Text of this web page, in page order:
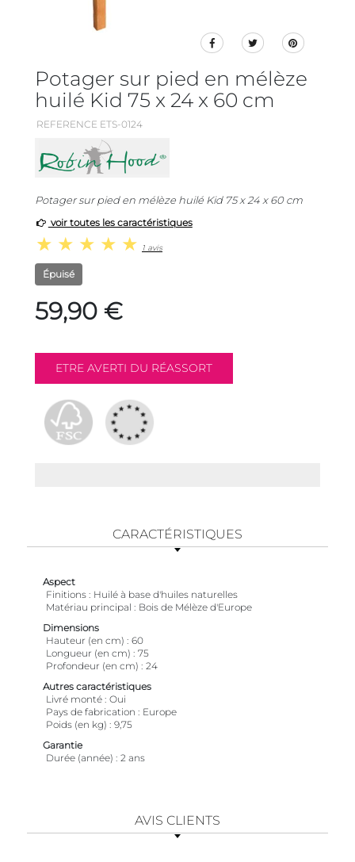
Potager sur pied en mélèze
huilé Kid 75 x 24 x 60 cm
REFERENCE ETS-0124
Potager sur pied en mélèze huilé Kid 75 x 24 x 60 cm
voir toutes les caractéristiques
1 avis
Épuisé
59,90 €
CARACTÉRISTIQUES
Aspect
Finitions
Huilé à base d'huiles naturelles
Matériau principal
Bois de Mélèze d'Europe
Dimensions
Hauteur (en cm)
60
Longueur (en cm)
75
Profondeur (en cm)
24
Autres caractéristiques
Livré monté Oui
Pays de fabrication
Europe
Poids (en kg)
9,75
Garantie
Durée (année)
2 ans
AVIS CLIENTS